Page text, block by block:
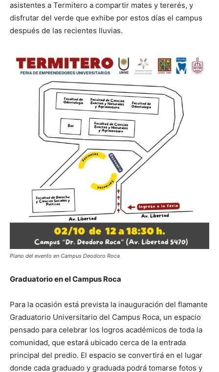
asistentes a Termitero a compartir mates y tererés, y
disfrutar del verde que exhibe por estos días el campus
después de las recientes lluvias.
Plano del evento en Campus Deodoro Roca
Graduatorio en el Campus Roca
Para la ocasión está prevista la inauguración del flamante
Graduatorio Universitario del Campus Roca, un espacio
pensado para celebrar los logros académicos de toda la
comunidad, que estará ubicado cerca de la entrada
principal del predio. El espacio se convertirá en el lugar
donde cada graduado y graduada podrá tomarse fotos y